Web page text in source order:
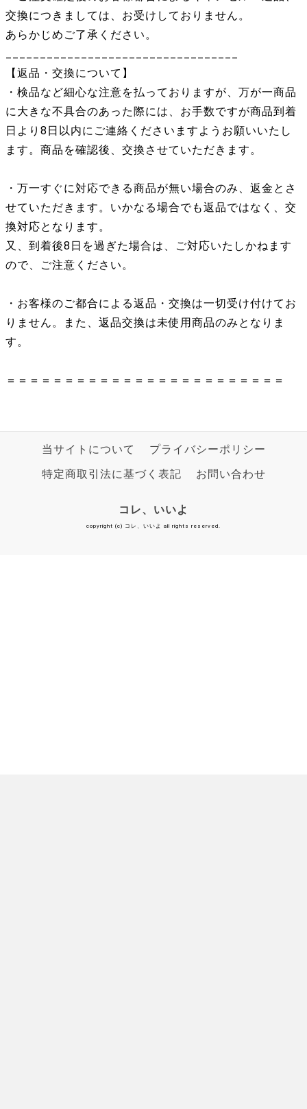
交換につきましては、お受けしておりません。
あらかじめご了承ください。
【返品・交換について】
・検品など細心な注意を払っておりますが、万が一商品
に大きな不具合のあった際には、お手数ですが商品到着
日より8日以内にご連絡くださいますようお願いいたし
ます。商品を確認後、交換させていただきます。
・万一すぐに対応できる商品が無い場合のみ、返金とさ
せていただきます。いかなる場合でも返品ではなく、交
換対応となります。
又、到着後8日を過ぎた場合は、ご対応いたしかねます
ので、ご注意ください。
・お客様のご都合による返品・交換は一切受け付けてお
りません。また、返品交換は未使用商品のみとなりま
す。
＝＝＝＝＝＝＝＝＝＝＝＝＝＝＝＝＝＝＝＝＝＝＝＝
当サイトについて
プライバシーポリシー
特定商取引法に基づく表記
お問い合わせ
コレ、いいよ
copyright (c) コレ、いいよ all rights reserved.